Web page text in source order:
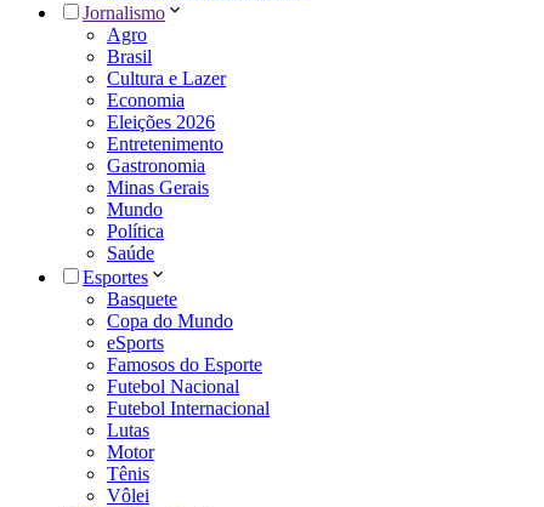
Jornalismo
Agro
Brasil
Cultura e Lazer
Economia
Eleições 2026
Entretenimento
Gastronomia
Minas Gerais
Mundo
Política
Saúde
Esportes
Basquete
Copa do Mundo
eSports
Famosos do Esporte
Futebol Nacional
Futebol Internacional
Lutas
Motor
Tênis
Vôlei